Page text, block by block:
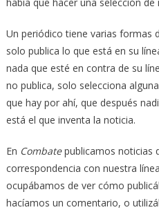
Un periódico tiene varias formas
solo publica lo que está en su
nada que esté en contra de su
no publica, solo selecciona
que hay por ahí, que después
está el que inventa la noticia.
En Combatepublicamos noticias
correspondencia con nuestra
ocupábamos de ver cómo
hacíamos un comentario, o